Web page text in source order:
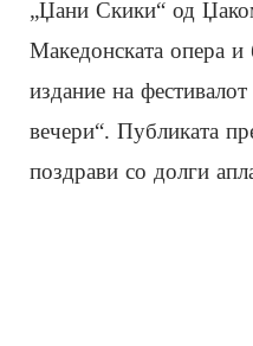
„Џани Скики“ од
Македонската опера
издание на
вечери“. Публиката
поздрави со долги